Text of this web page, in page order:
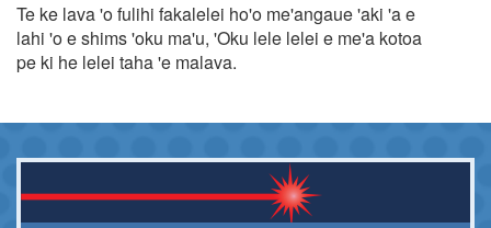
Te ke lava 'o fulihi fakalelei ho'o me'angaue 'aki 'a e
lahi 'o e shims 'oku ma'u, 'Oku lele lelei e me'a kotoa
pe ki he lelei taha 'e malava.